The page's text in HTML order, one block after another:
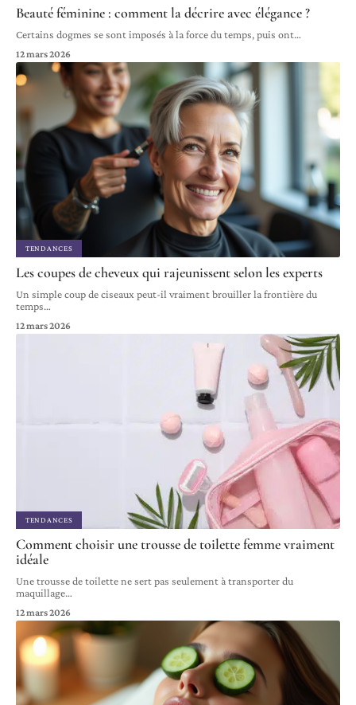
Beauté féminine : comment la décrire avec élégance ?
Certains dogmes se sont imposés à la force du temps, puis ont…
12 mars 2026
TENDANCES
Les coupes de cheveux qui rajeunissent selon les experts
Un simple coup de ciseaux peut-il vraiment brouiller la frontière du
temps…
12 mars 2026
TENDANCES
Comment choisir une trousse de toilette femme vraiment
idéale
Une trousse de toilette ne sert pas seulement à transporter du
maquillage…
12 mars 2026